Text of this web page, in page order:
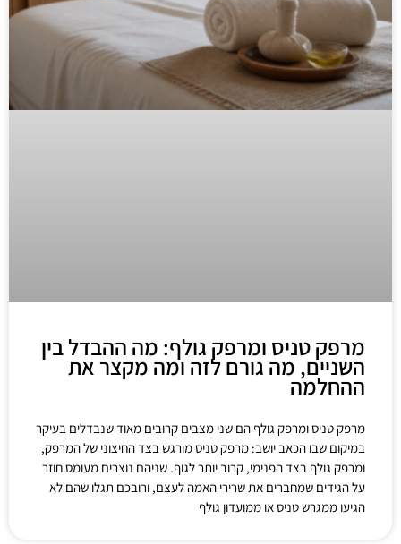
מרפק טניס ומרפק גולף: מה ההבדל בין
השניים, מה גורם לזה ומה מקצר את
ההחלמה
מרפק טניס ומרפק גולף הם שני מצבים קרובים מאוד שנבדלים בעיקר
במיקום שבו הכאב יושב: מרפק טניס מורגש בצד החיצוני של המרפק,
ומרפק גולף בצד הפנימי, קרוב יותר לגוף. שניהם נוצרים מעומס חוזר
על הגידים שמחברים את שרירי האמה לעצם, ורובכם תגלו שהם לא
הגיעו ממגרש טניס או ממועדון גולף